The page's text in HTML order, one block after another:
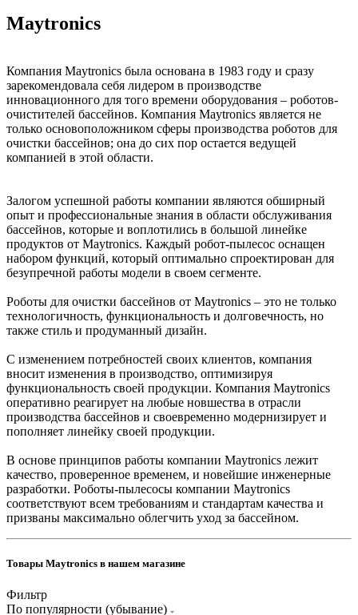
Maytronics
Компания Maytronics была основана в 1983 году и сразу
зарекомендовала себя лидером в производстве
инновационного для того времени оборудования – роботов-
очистителей бассейнов. Компания Maytronics является не
только основоположником сферы производства роботов для
очистки бассейнов; она до сих пор остается ведущей
компанией в этой области.
Залогом успешной работы компании являются обширный
опыт и профессиональные знания в области обслуживания
бассейнов, которые и воплотились в большой линейке
продуктов от Maytronics. Каждый робот-пылесос оснащен
набором функций, который оптимально спроектирован для
безупречной работы модели в своем сегменте.
Роботы для очистки бассейнов от Maytronics – это не только
технологичность, функциональность и долговечность, но
также стиль и продуманный дизайн.
С изменением потребностей своих клиентов, компания
вносит изменения в производство, оптимизируя
функциональность своей продукции. Компания Maytronics
оперативно реагирует на любые новшества в отрасли
производства бассейнов и своевременно модернизирует и
пополняет линейку своей продукции.
В основе принципов работы компании Maytronics лежит
качество, проверенное временем, и новейшие инженерные
разработки. Роботы-пылесосы компании Maytronics
соответствуют всем требованиям и стандартам качества и
призваны максимально облегчить уход за бассейном.
Товары Maytronics в нашем магазине
Фильтр
По популярности (убывание)